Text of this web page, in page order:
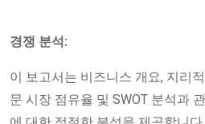
경쟁 분석:
이 보고서는 비즈니스 개요, 지리
문 시장 점유율 및 SWOT 분석과